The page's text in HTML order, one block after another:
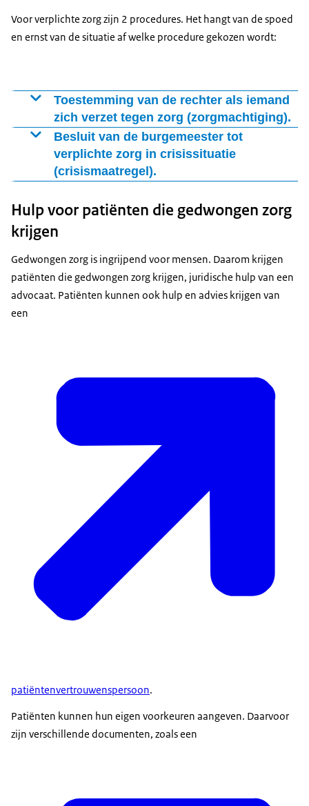
Voor verplichte zorg zijn 2 procedures. Het hangt van de spoed
en ernst van de situatie af welke procedure gekozen wordt:
Toestemming van de rechter als iemand
zich verzet tegen zorg (zorgmachtiging).
Zorgaanbieders, zoals een psychiater, kunnen een
aanvraag voor een zorgmachtiging doen
officier van justitie. Bijvoorbeeld als een patiënt zich
verzet tegen medicatie. De officier van justitie kan
dan de procedure bij de rechter starten.
Ook anderen kunnen
zorgen over gedrag van
iemand met een psychische aandoening melden
gemeente kijkt dan wat iemand nodig heeft en kan
zorgmachtiging voorbereidt.
De rechter beslist uiteindelijk of iemand gedwongen
zorg krijgt en voor hoe lang. Dat is de 1e keer
Besluit van de burgemeester tot
verplichte zorg in crisissituatie
(crisismaatregel).
direct gevaar? Bijvoorbeeld omdat de persoon agressief
wordt door een psychose? Dan kan de politie, de
huisarts of de ggz-crisisdienst, ingrijpen. Zij kunnen de
burgemeester
een zorgmachtiging te volgen.
Als iemand meteen zorg nodig heeft, maar dat weigert,
dan moet een psychiater de persoon onderzoeken.
Hulp voor patiënten die gedwongen zorg
krijgen
Gedwongen zorg is ingrijpend voor mensen. Daarom krijgen
patiënten die gedwongen zorg krijgen, juridische hulp van een
advocaat. Patiënten kunnen ook hulp en advies krijgen van
een
patiëntenvertrouwenspersoon.
Patiënten kunnen hun eigen voorkeuren aangeven. Daarvoor
zijn verschillende documenten, zoals een